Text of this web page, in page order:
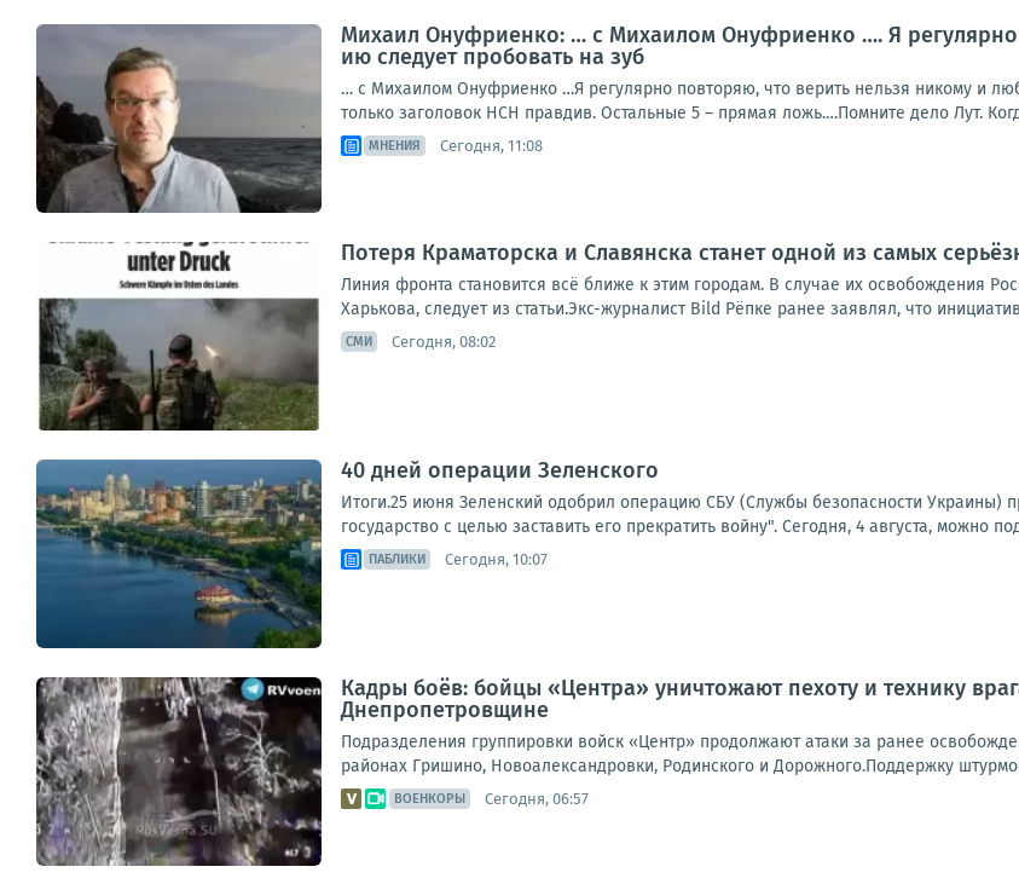
Михаил Онуфриенко: … с Михаилом Онуфриенко …. Я
ию следует пробовать на зуб
… с Михаилом Онуфриенко …Я регулярно повторяю, что верить нельзя никому и
только заголовок НСН правдив. Остальные 5 – прямая ложь.…Помните дело Лут.
МНЕНИЯ Сегодня, 11:08
Потеря Краматорска и Славянска станет одной из самых
Линия фронта становится всё ближе к этим городам. В случае их освобождения
Харькова, следует из статьи.Экс-журналист Bild Рёпке ранее заявлял, что
СМИ Сегодня, 08:02
40 дней операции Зеленского
Итоги.25 июня Зеленский одобрил операцию СБУ (Службы безопасности Украины)
государство с целью заставить его прекратить войну". Сегодня, 4 августа, можно
ПАБЛИКИ Сегодня, 10:07
Кадры боёв: бойцы «Центра» уничтожают пехоту и технику
Днепропетровщине
Подразделения группировки войск «Центр» продолжают атаки за ранее
районах Гришино, Новоалександровки, Родинского и Дорожного.Поддержку
ВОЕНКОРЫ Сегодня, 06:57